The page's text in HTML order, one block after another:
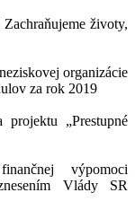
životy,
organizácie
za rok 2019
„Prestupné
výpomoci
Vlády SR